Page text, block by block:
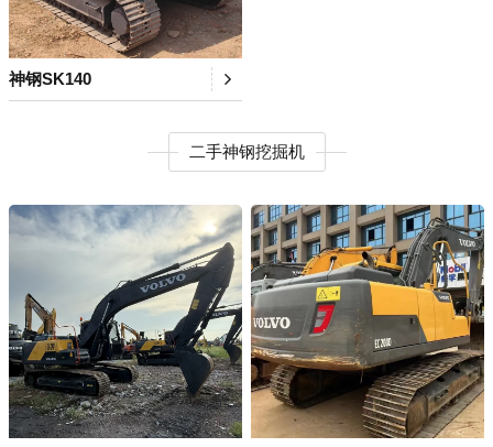
神钢SK140
二手神钢挖掘机